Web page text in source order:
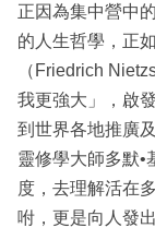
正因為集中營中
的人生哲學，正
（Friedrich
我更強大」，啟
到世界各地推廣
靈修學大師多默•
度，去理解活在
咐，更是向人發